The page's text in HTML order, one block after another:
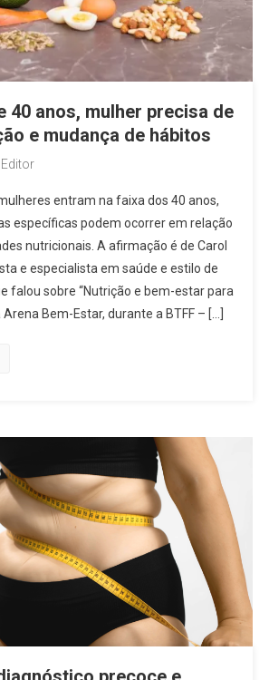
40 anos, mulher precisa de
e mudança de hábitos
Editor
entram na faixa dos 40 anos,
específicas podem ocorrer em relação
nutricionais. A afirmação é de Carol
e especialista em saúde e estilo de
falou sobre “Nutrição e bem-estar para
Bem-Estar, durante a BTFF – […]